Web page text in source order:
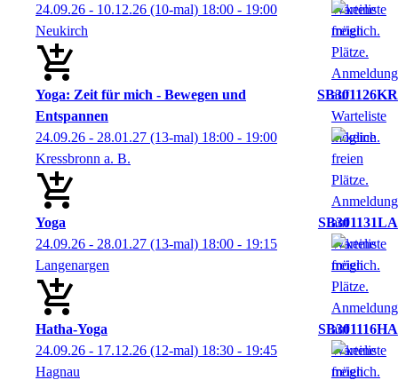
24.09.26 - 10.12.26 (10-mal) 18:00 - 19:00
Neukirch
Yoga: Zeit für mich - Bewegen und
Entspannen
SB301126KR
24.09.26 - 28.01.27 (13-mal) 18:00 - 19:00
Kressbronn a. B.
Yoga
SB301131LA
24.09.26 - 28.01.27 (13-mal) 18:00 - 19:15
Langenargen
Hatha-Yoga
SB301116HA
24.09.26 - 17.12.26 (12-mal) 18:30 - 19:45
Hagnau